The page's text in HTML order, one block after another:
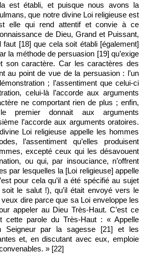
établi, et puisque nous avons la
que notre divine Loi religieuse est
elle qui rend attentif et convie à ce
de Dieu, Grand et Puissant,
[18] que cela soit établi [également]
la méthode de persuasion [19] qu’exige
son caractère. Car les caractères des
au point de vue de la persuasion : l’un
; l’assentiment que celui-ci
celui-là l’accorde aux arguments
ne comportant rien de plus ; enfin,
le premier donnait aux arguments
l’accorde aux arguments oratoires.
Loi religieuse appelle les hommes
l’assentiment qu’elles produisent
excepté ceux qui les désavouent
ou qui, par insouciance, n’offrent
par lesquelles la [Loi religieuse] appelle
pour cela qu’il a été spécifié au sujet
le salut !), qu’il était envoyé vers le
dire parce que sa Loi enveloppe les
appeler au Dieu Très-Haut. C’est ce
cette parole du Très-Haut : « Appelle
par la sagesse [21] et les
et, en discutant avec eux, emploie
» [22]